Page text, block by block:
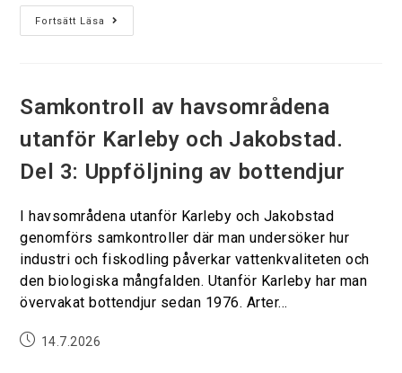
Fortsätt Läsa
Samkontroll av havsområdena
utanför Karleby och Jakobstad.
Del 3: Uppföljning av bottendjur
I havsområdena utanför Karleby och Jakobstad
genomförs samkontroller där man undersöker hur
industri och fiskodling påverkar vattenkvaliteten och
den biologiska mångfalden. Utanför Karleby har man
övervakat bottendjur sedan 1976. Arter…
14.7.2026